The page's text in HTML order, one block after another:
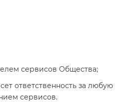
сервисов Общества;
ответственность за любую
сервисов.